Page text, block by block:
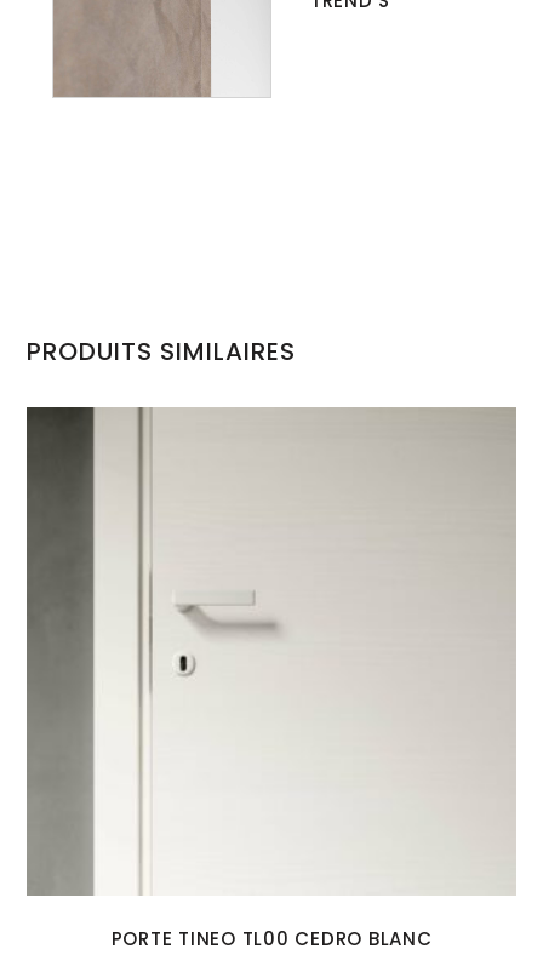
PRODUITS SIMILAIRES
PORTE TINEO TL00 CEDRO BLANC